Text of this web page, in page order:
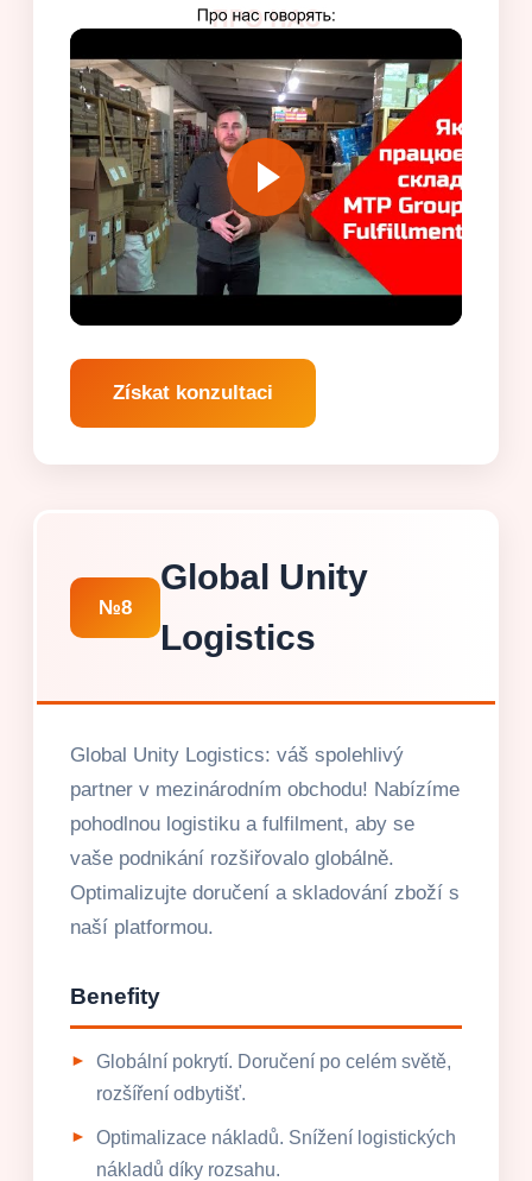
Získat konzultaci
№8
Global Unity
Logistics
Global Unity Logistics: váš spolehlivý
partner v mezinárodním obchodu! Nabízíme
pohodlnou logistiku a fulfilment, aby se
vaše podnikání rozšiřovalo globálně.
Optimalizujte doručení a skladování zboží s
naší platformou.
Benefity
Globální pokrytí. Doručení po celém světě,
rozšíření odbytišť.
Optimalizace nákladů. Snížení logistických
nákladů díky rozsahu.